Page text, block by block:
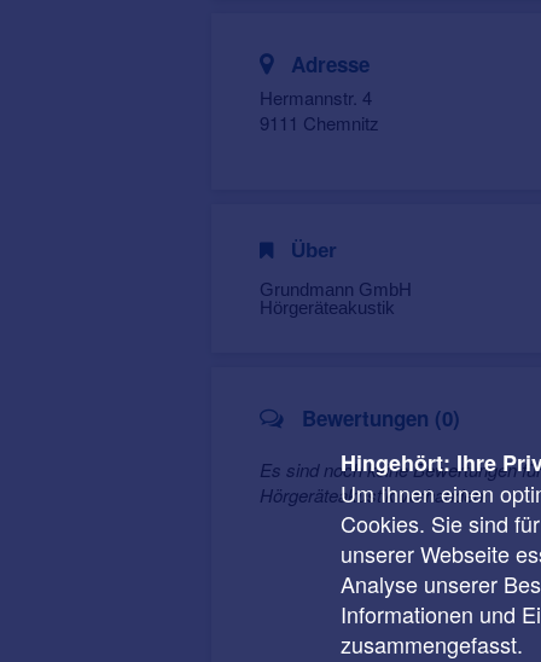
Adresse
Hermannstr. 4
9111 Chemnitz
Über
Grundmann GmbH
Hörgeräteakustik
Bewertungen (0)
Es sind noch keine Bewertungen
Hörgeräteakustik vorhanden.
Hingehört: Ihre
Um Ihnen einen
Cookies. Sie sind
unserer Webseite
Analyse unserer
Informationen und
zusammengefasst.